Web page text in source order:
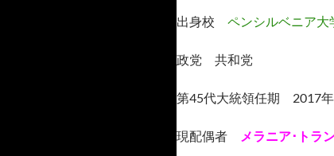
出身校 ペンシルベニア大
政党 共和党
第45代大統領任期 2017年
現配偶者 メラニア･トラ